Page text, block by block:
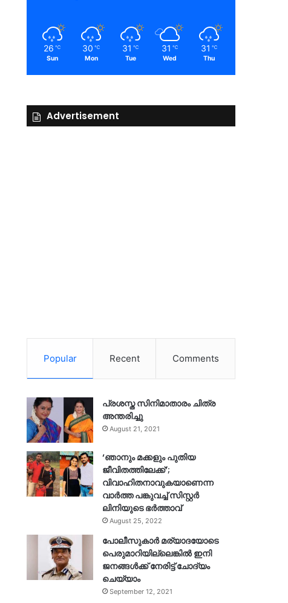
26 ℃
Sun
30 ℃
Mon
31 ℃
Tue
31 ℃
Wed
31 ℃
Thu
Advertisement
Popular Recent Comments
പ്രശസ്ത സിനിമാതാരം ചിത്ര
അന്തരിച്ചു
August 21, 2021
‘ഞാനും മക്കളും പുതിയ
ജീവിതത്തിലേക്ക്’;
വിവാഹിതനാവുകയാണെന്ന
വാർത്ത പങ്കുവച്ച് സിസ്റ്റർ
ലിനിയുടെ ഭർത്താവ്
August 25, 2022
പോലീസുകാര്‍ മര്യാദയോടെ
പെരുമാറിയില്ലെങ്കില്‍ ഇനി
ജനങ്ങള്‍ക്ക് നേരിട്ട് ചോദ്യം
ചെയ്യാം
September 12, 2021